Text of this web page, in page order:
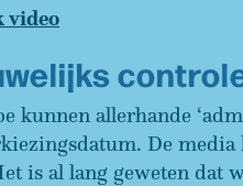
video
kunnen allerhande
De
is al lang geweten dat